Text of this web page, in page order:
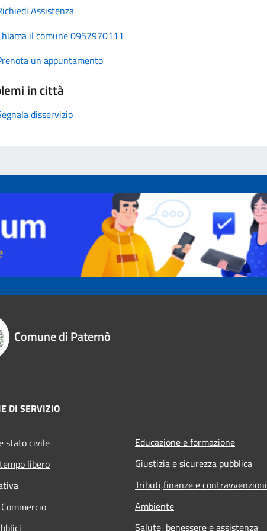
Assistenza
il comune 0957970111
un appuntamento
in città
disservizio
Comune di Paternò
DI SERVIZIO
stato civile
libero
Educazione e formazione
Giustizia e sicurezza pubblica
Tributi,finanze e contravvenzioni
Ambiente
Salute, benessere e assistenza